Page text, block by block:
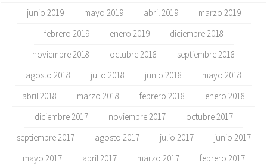
junio 2019
mayo 2019 abril 2019
marzo 2019
febrero 2019
enero 2019
diciembre 2018
noviembre 2018
octubre 2018
septiembre 2018
agosto 2018
julio 2018 junio 2018
mayo 2018
abril 2018
marzo 2018 febrero 2018
enero 2018
diciembre 2017
noviembre 2017
octubre 2017
septiembre 2017
agosto 2017 julio 2017
junio 2017
mayo 2017
abril 2017 marzo 2017 febrero 2017